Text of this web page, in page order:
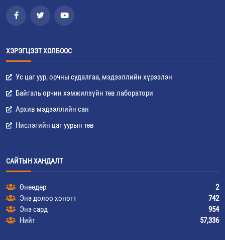
ХЭРЭГЦЭЭТ ХОЛБООС
Ус цаг уур, орчны судалгаа, мэдээллийн хүрээлэн
Байгаль орчин хэмжилзүйн төв лаборатори
Архив мэдээллийн сан
Нислэгийн цаг уурын төв
САЙТЫН ХАНДАЛТ
Өнөөдөр
2
Энэ долоо хоногт
742
Энэ сард
954
Нийт
57,336